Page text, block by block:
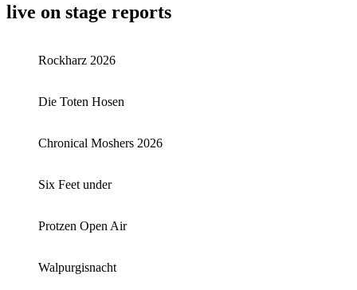
live on stage reports
Rockharz 2026
Die Toten Hosen
Chronical Moshers 2026
Six Feet under
Protzen Open Air
Walpurgisnacht